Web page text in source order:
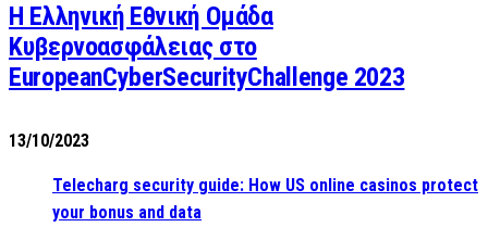
Η Ελληνική Εθνική Ομάδα
Κυβερνοασφάλειας στο
EuropeanCyberSecurityChallenge 2023
13/10/2023
Telecharg security guide: How US online casinos protect
your bonus and data